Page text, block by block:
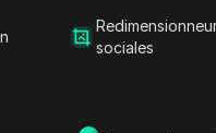
sociales